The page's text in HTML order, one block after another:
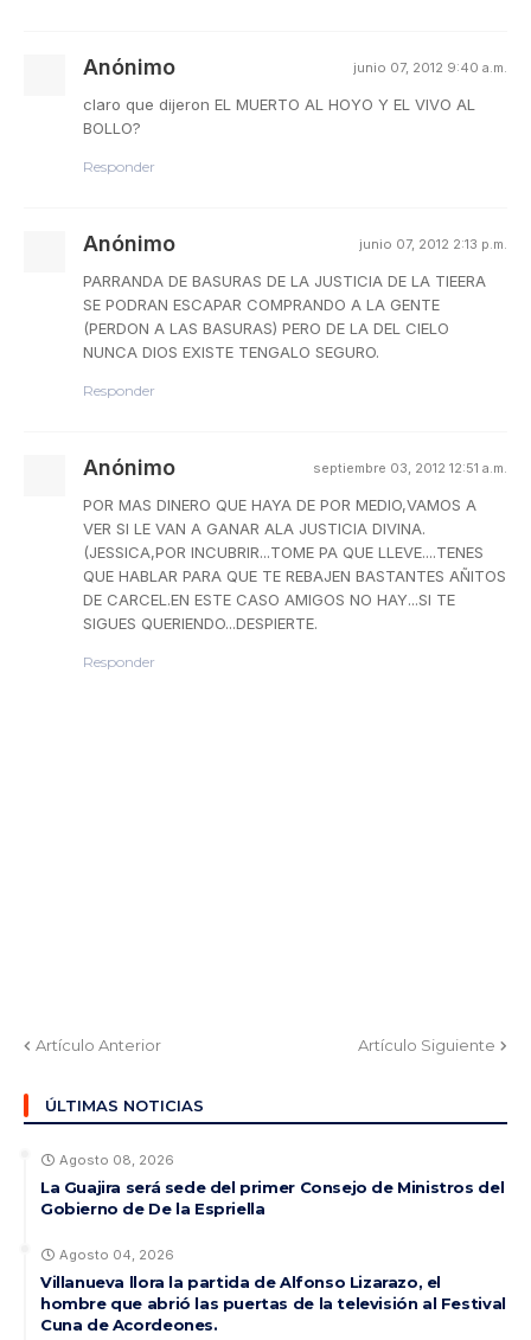
Anónimo junio 07, 2012 9:40 a.m.
claro que dijeron EL MUERTO AL HOYO Y EL VIVO AL
BOLLO?
Responder
Anónimo junio 07, 2012 2:13 p.m.
PARRANDA DE BASURAS DE LA JUSTICIA DE LA TIEERA
SE PODRAN ESCAPAR COMPRANDO A LA GENTE
(PERDON A LAS BASURAS) PERO DE LA DEL CIELO
NUNCA DIOS EXISTE TENGALO SEGURO.
Responder
Anónimo septiembre 03, 2012 12:51 a.m.
POR MAS DINERO QUE HAYA DE POR MEDIO,VAMOS A
VER SI LE VAN A GANAR ALA JUSTICIA DIVINA.
(JESSICA,POR INCUBRIR...TOME PA QUE LLEVE....TENES
QUE HABLAR PARA QUE TE REBAJEN BASTANTES AÑITOS
DE CARCEL.EN ESTE CASO AMIGOS NO HAY...SI TE
SIGUES QUERIENDO...DESPIERTE.
Responder
Artículo Anterior Artículo Siguiente
ÚLTIMAS NOTICIAS
Agosto 08, 2026
La Guajira será sede del primer Consejo de Ministros del
Gobierno de De la Espriella
Agosto 04, 2026
Villanueva llora la partida de Alfonso Lizarazo, el
hombre que abrió las puertas de la televisión al Festival
Cuna de Acordeones.